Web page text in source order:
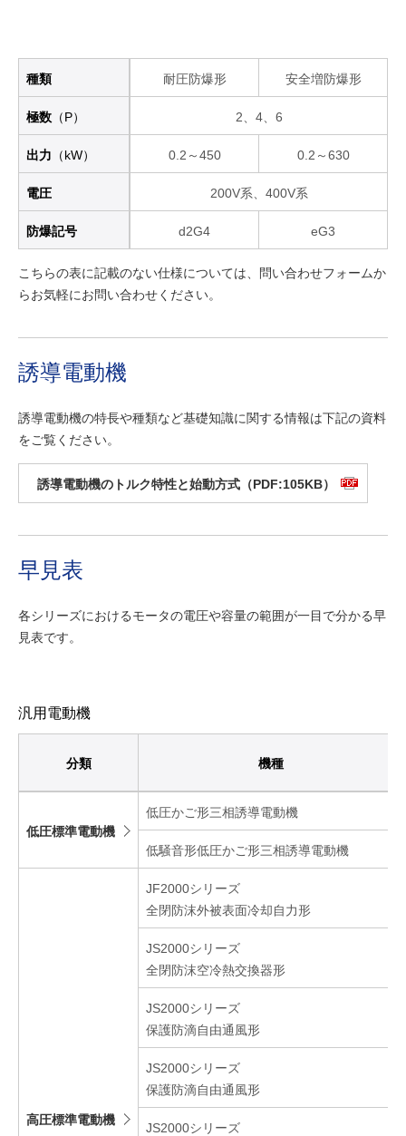
種類 耐圧防爆形 安全増防爆形
極数 （P） 2、4、6
出力 （kW） 0.2～450 0.2～630
電圧 200V系、400V系
防爆記号 d2G4 eG3
こちらの表に記載のない仕様については、問い合わせフォームか
らお気軽にお問い合わせください。
誘導電動機
誘導電動機の特長や種類など基礎知識に関する情報は下記の資料
をご覧ください。
誘導電動機のトルク特性と始動方式（PDF:105KB）
早見表
各シリーズにおけるモータの電圧や容量の範囲が一目で分かる早
見表です。
汎用電動機
分類 機種
低圧標準電動機
低圧かご形三相誘導電動機
低騒音形低圧かご形三相誘導電動機
高圧標準電動機
JF2000シリーズ
全閉防沫外被表面冷却自力形
JS2000シリーズ
全閉防沫空冷熱交換器形
JS2000シリーズ
保護防滴自由通風形
JS2000シリーズ
保護防滴自由通風形
JS2000シリーズ